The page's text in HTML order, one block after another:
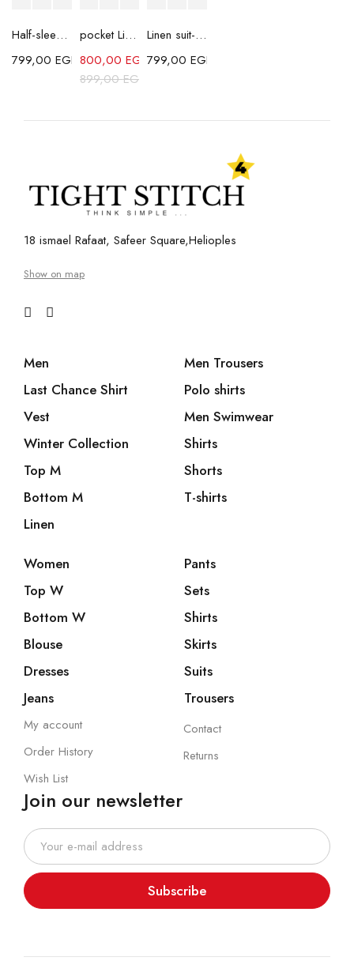
Half-sleeves Shabika Shirt-Dark Grey
799,00 EGP
pocket Linen Shirt-White
899,00EGP
800,00 EGP
Linen suit-Brown
799,00EGP
18 ismael Rafaat, Safeer Square,Helioples
Show on map
Men
Last Chance Shirt
Vest
Winter Collection
Top M
Bottom M
Linen
Men Trousers
Polo shirts
Men Swimwear
Shirts
Shorts
T-shirts
Women
Top W
Bottom W
Blouse
Dresses
Jeans
Pants
Sets
Shirts
Skirts
Suits
Trousers
My account
Order History
Wish List
Contact
Returns
Join our newsletter
Subscribe